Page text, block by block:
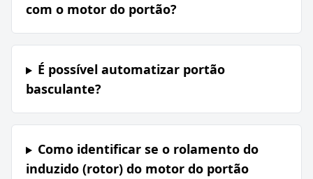
com o motor do portão?
É possível automatizar portão
basculante?
Como identificar se o rolamento do
induzido (rotor) do motor do portão